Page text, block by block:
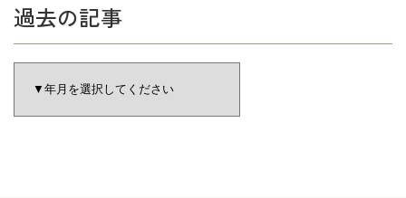
過去の記事